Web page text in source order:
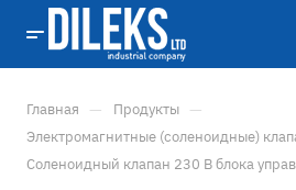
Главная — Продукты —
Электромагнитные (соленоидные)
Соленоидный клапан 230 В блока